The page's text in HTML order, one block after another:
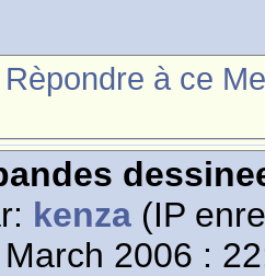
Rèpondre à ce
kenza (IP
2006 :